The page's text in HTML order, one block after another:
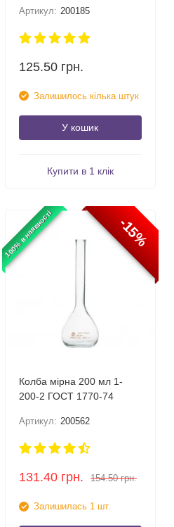
Артикул: 200185
125.50 грн.
Залишилось кілька штук
У кошик
Купити в 1 клік
100% в наявності -15%
Колба мірна 200 мл 1-
200-2 ГОСТ 1770-74
Артикул: 200562
131.40 грн. 154.50 грн.
Залишилась 1 шт.